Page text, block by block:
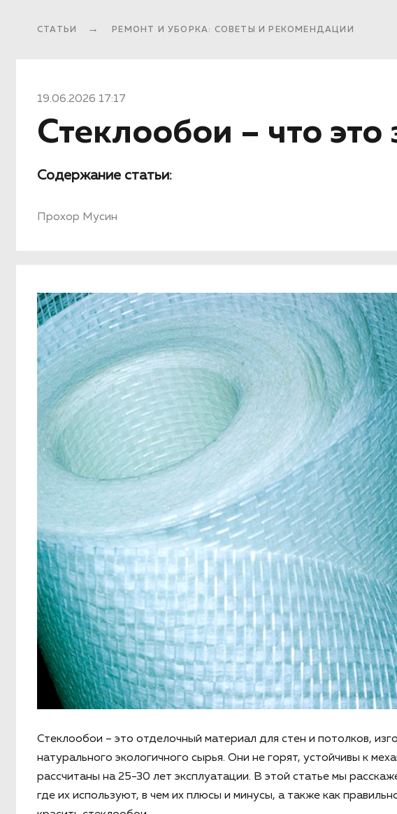
СТАТЬИ РЕМОНТ И УБОРКА: СОВЕТЫ И РЕКОМЕНДАЦИИ
19.06.2026 17:17
Стеклообои – что это
Содержание статьи:
Прохор Мусин
Стеклообои – это отделочный материал для стен и потолков,
натурального экологичного сырья. Они не горят, устойчивы к
рассчитаны на 25-30 лет эксплуатации. В этой статье мы
где их используют, в чем их плюсы и минусы, а также как